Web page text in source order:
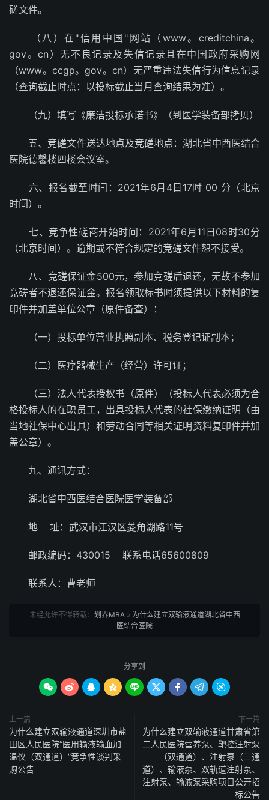
磋文件。
（八）在"信用中国"网站（www。creditchina。
gov。cn）无不良记录及失信记录且在中国政府采购网
（www。ccgp。gov。cn）无严重违法失信行为信息记录
（查询截止时点：以投标截止当月查询结果为准）。
（九）填写《廉洁投标承诺书》（到医学装备部拷贝）
五、竞磋文件送达地点及竞磋地点：湖北省中西医结合
医院德馨楼四楼会议室。
六、报名截至时间：2021年6月4日17时 00 分（北京
时间）。
七、竞争性磋商开始时间：2021年6月11日08时30分
（北京时间）。逾期或不符合规定的竞磋文件恕不接受。
八、竞磋保证金500元，参加竞磋后退还，无故不参加
竞磋者不退还保证金。报名领取标书时须提供以下材料的复
印件并加盖单位公章（原件备查）：
（一）投标单位营业执照副本、税务登记证副本；
（二）医疗器械生产（经营）许可证；
（三）法人代表授权书（原件）（投标人代表必须为合
格投标人的在职员工，出具投标人代表的社保缴纳证明（由
当地社保中心出具）和劳动合同等相关证明资料复印件并加
盖公章）。
九、通讯方式：
湖北省中西医结合医院医学装备部
地 址：武汉市江汉区菱角湖路11号
邮政编码：430015 联系电话65600809
联系人：曹老师
未经允许不得转载： 划界MBA» 为什么建立双输液通道湖北省中西
医结合医院
分享到
        
上一篇
为什么建立双输液通道深圳市盐
田区人民医院“医用输液输血加
温仪（双通道）”竞争性谈判采
购公告
下一篇
为什么建立双输液通道甘肃省第
二人民医院营养泵、靶控注射泵
（双通道）、注射泵（三通
道）、输液泵、双轨道注射泵、
注射泵、输液泵采购项目公开招
标公告